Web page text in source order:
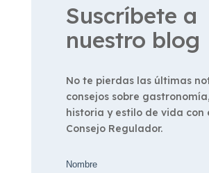
Suscríbete a
nuestro blog
No te pierdas las últimas
consejos sobre
historia y estilo de vida con
Consejo Regulador.